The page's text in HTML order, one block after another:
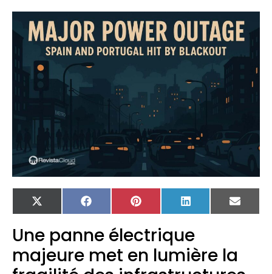
X
(Twitter)
FacebookPinterest LinkedIn Email
Une panne électrique
majeure met en lumière la